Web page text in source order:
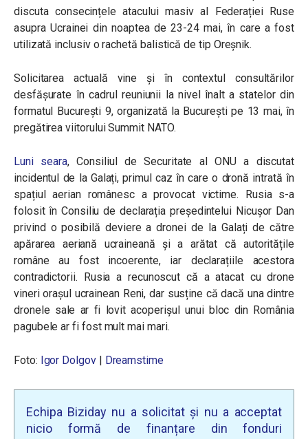
discuta consecințele atacului masiv al Federației Ruse
asupra Ucrainei din noaptea de 23-24 mai, în care a fost
utilizată inclusiv o rachetă balistică de tip Oreșnik.
Solicitarea actuală vine și în contextul consultărilor
desfășurate în cadrul reuniunii la nivel înalt a statelor din
formatul București 9, organizată la București pe 13 mai, în
pregătirea viitorului Summit NATO.
Luni seara, Consiliul de Securitate al ONU a discutat
incidentul de la Galați, primul caz în care o dronă intrată în
spațiul aerian românesc a provocat victime. Rusia s-a
folosit în Consiliu de declarația președintelui Nicușor Dan
privind o posibilă deviere a dronei de la Galați de către
apărarea aeriană ucraineană și a arătat că autoritățile
române au fost incoerente, iar declarațiile acestora
contradictorii. Rusia a recunoscut că a atacat cu drone
vineri orașul ucrainean Reni, dar susține că dacă una dintre
dronele sale ar fi lovit acoperișul unui bloc din România
pagubele ar fi fost mult mai mari.
Foto: Igor Dolgov| Dreamstime
Echipa Biziday nu a solicitat și nu a acceptat
nicio formă de finanțare din fonduri